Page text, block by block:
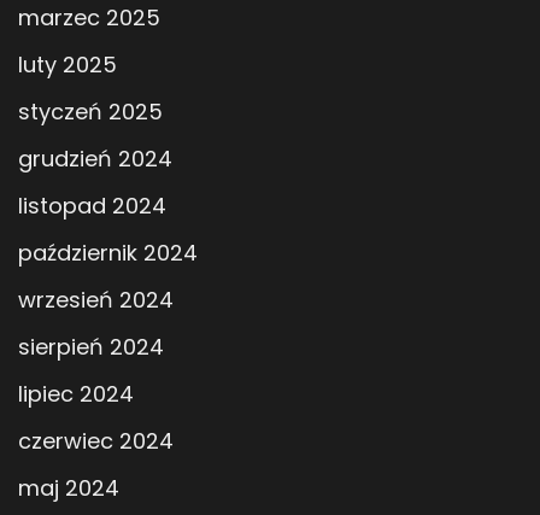
marzec 2025
luty 2025
styczeń 2025
grudzień 2024
listopad 2024
październik 2024
wrzesień 2024
sierpień 2024
lipiec 2024
czerwiec 2024
maj 2024